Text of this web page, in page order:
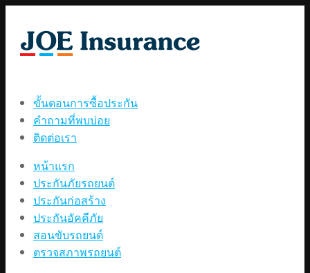
ขั้นตอนการซื้อประกัน
คำถามที่พบบ่อย
ติดต่อเรา
หน้าแรก
ประกันภัยรถยนต์
ประกันก่อสร้าง
ประกันอัคคีภัย
สอนขับรถยนต์
ตรวจสภาพรถยนต์